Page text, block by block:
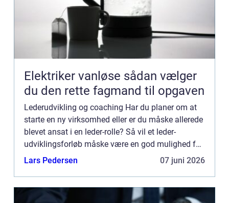
Elektriker vanløse sådan vælger
du den rette fagmand til opgaven
Lederudvikling og coaching Har du planer om at
starte en ny virksomhed eller er du måske allerede
blevet ansat i en leder-rolle? Så vil et leder-
udviklingsforløb måske være en god mulighed for
dig, til at udvikle dine evner og talenter. Dette vil
Lars Pedersen 07 juni 2026